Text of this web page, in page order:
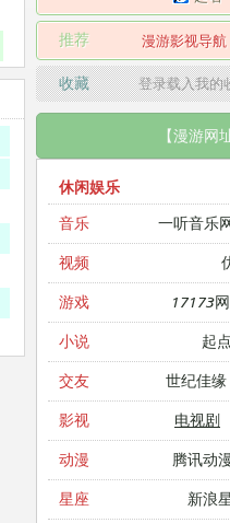
推荐 漫游影视导航
收藏 登录载入我
【漫游网
休闲娱乐
音乐
一听音乐
视频
游戏 17173
小说 起
交友 世纪佳缘
影视 电视剧
动漫 腾讯动
星座 新浪